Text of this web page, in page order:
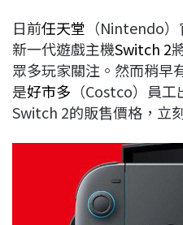
b
o
o
k
a
d
s
e
d
I
n
L
i
n
k
日前任天堂 （Nintendo
新一代遊戲主機Switch 2
眾多玩家關注。然而稍早
是好市多 （Costco）員
Switch 2的販售價格，立